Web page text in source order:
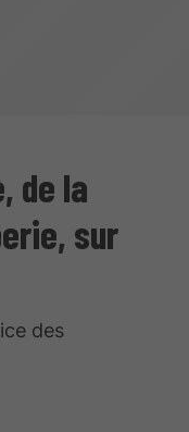
de la
sur
des